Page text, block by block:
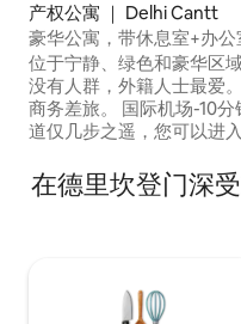
产权公寓 ｜ Delhi Cantt
豪华公寓，带休息室+办公
@AnandNiketan nr Airprt
位于宁静、绿色和豪华区
没有人群，外籍人士最爱
商务差旅。 国际机场-10分钟 距离我们
道仅几步之遥，您可以进
房和化妆间。 厨房配备炉灶+微波炉+烤箱
+电热水壶+ Nespresso咖
单人沙发床，供第3位房客
在德里坎登门深